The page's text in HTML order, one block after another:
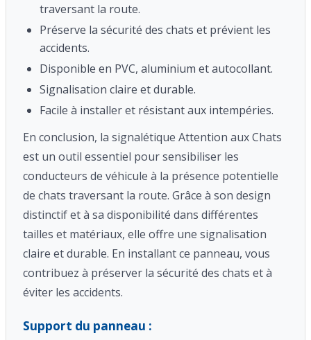
traversant la route.
Préserve la sécurité des chats et prévient les
accidents.
Disponible en PVC, aluminium et autocollant.
Signalisation claire et durable.
Facile à installer et résistant aux intempéries.
En conclusion, la signalétique Attention aux Chats
est un outil essentiel pour sensibiliser les
conducteurs de véhicule à la présence potentielle
de chats traversant la route. Grâce à son design
distinctif et à sa disponibilité dans différentes
tailles et matériaux, elle offre une signalisation
claire et durable. En installant ce panneau, vous
contribuez à préserver la sécurité des chats et à
éviter les accidents.
Support du panneau :